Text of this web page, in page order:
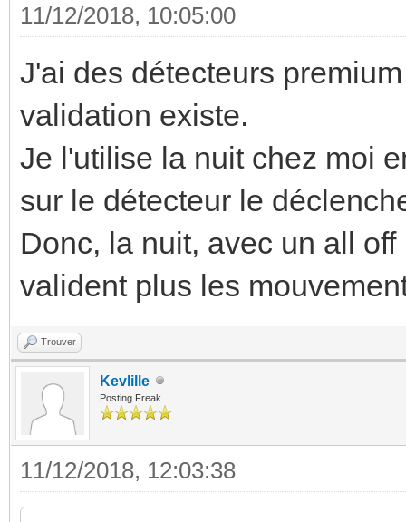
11/12/2018, 10:05:00
J'ai des détecteurs
validation existe.
Je l'utilise la nuit chez moi
sur le détecteur le
Donc, la nuit, avec un all
valident plus les
Trouver
Kevlille
Posting Freak
11/12/2018, 12:03:38